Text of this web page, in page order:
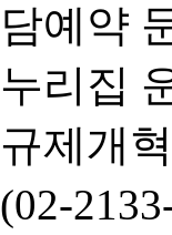
담예약
누리집
규제개
(02-